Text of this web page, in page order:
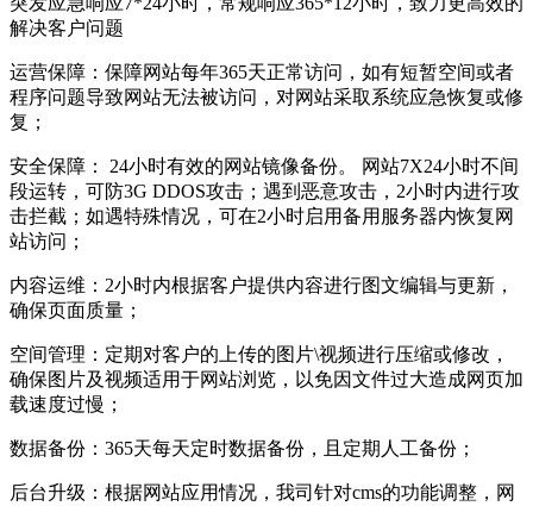
解决客户问题
运营保障：保障网站每年365天正常访问，如有短暂空间或者
程序问题导致网站无法被访问，对网站采取系统应急恢复或修
复；
安全保障： 24小时有效的网站镜像备份。 网站7X24小时不间
段运转，可防3G DDOS攻击；遇到恶意攻击，2小时内进行攻
击拦截；如遇特殊情况，可在2小时启用备用服务器内恢复网
站访问；
内容运维：2小时内根据客户提供内容进行图文编辑与更新，
确保页面质量；
空间管理：定期对客户的上传的图片\视频进行压缩或修改，
确保图片及视频适用于网站浏览，以免因文件过大造成网页加
载速度过慢；
数据备份：365天每天定时数据备份，且定期人工备份；
后台升级：根据网站应用情况，我司针对cms的功能调整，网